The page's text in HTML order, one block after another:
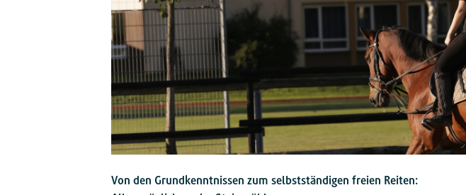
Von den Grundkenntnissen zum selbstständigen freien Reiten: